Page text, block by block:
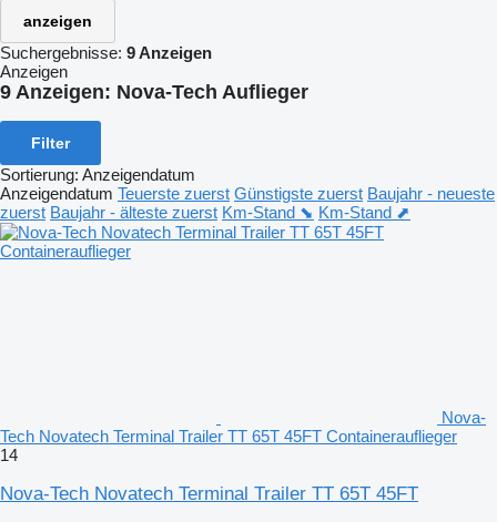
anzeigen
Suchergebnisse: 9 Anzeigen
Anzeigen
9 Anzeigen: Nova-Tech Auflieger
Filter
Sortierung: Anzeigendatum
Anzeigendatum Teuerste zuerst Günstigste zuerst Baujahr - neueste
zuerst Baujahr - älteste zuerst Km-Stand ⬊ Km-Stand ⬈
Nova-
Tech Novatech Terminal Trailer TT 65T 45FT Containerauflieger
14
Nova-Tech Novatech Terminal Trailer TT 65T 45FT